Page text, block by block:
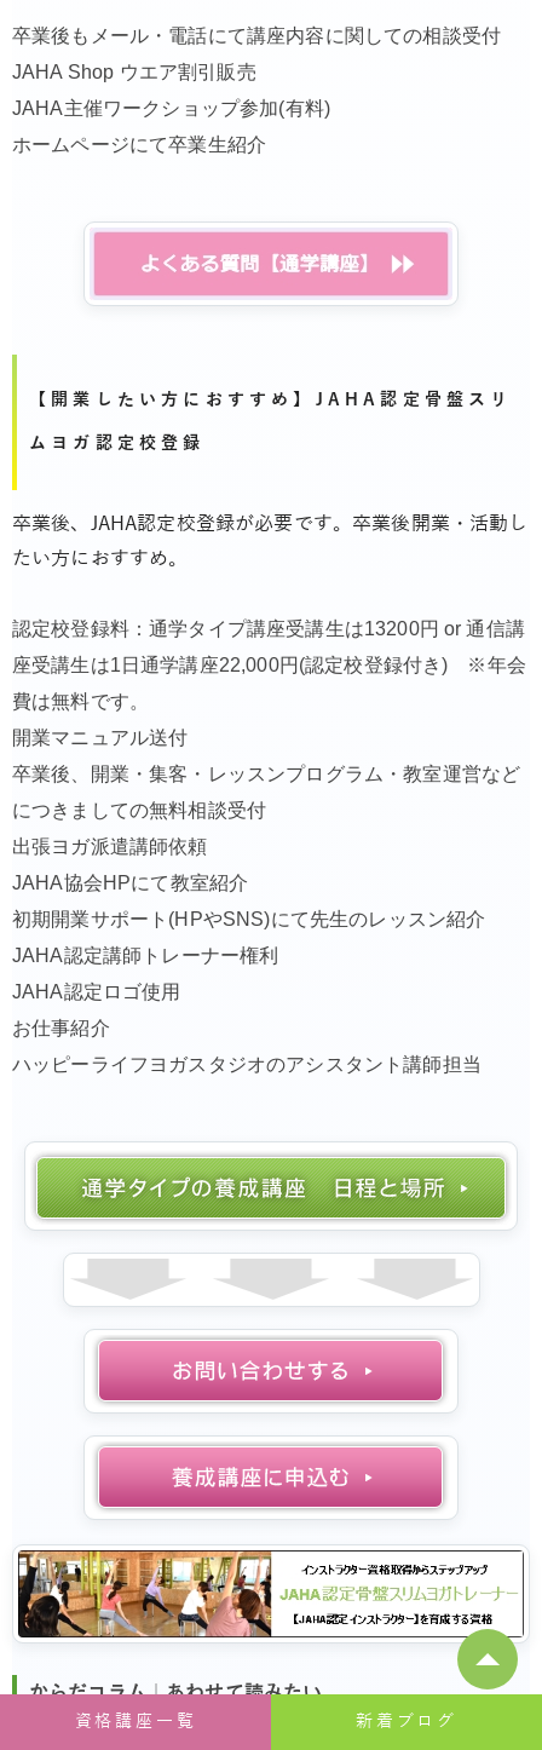
卒業後もメール・電話にて講座内容に関しての相談受付
JAHA Shop ウエア割引販売
JAHA主催ワークショップ参加(有料)
ホームページにて卒業生紹介
【開業したい方におすすめ】JAHA認定骨盤スリ
ムヨガ認定校登録
卒業後、JAHA認定校登録が必要です。卒業後開業・活動し
たい方におすすめ。
認定校登録料：通学タイプ講座受講生は13200円 or 通信講
座受講生は1日通学講座22,000円(認定校登録付き) ※年会
費は無料です。
開業マニュアル送付
卒業後、開業・集客・レッスンプログラム・教室運営など
につきましての無料相談受付
出張ヨガ派遣講師依頼
JAHA協会HPにて教室紹介
初期開業サポート(HPやSNS)にて先生のレッスン紹介
JAHA認定講師トレーナー権利
JAHA認定ロゴ使用
お仕事紹介
ハッピーライフヨガスタジオのアシスタント講師担当
からだコラム｜あわせて読みたい
新着ブログ
資格講座一覧